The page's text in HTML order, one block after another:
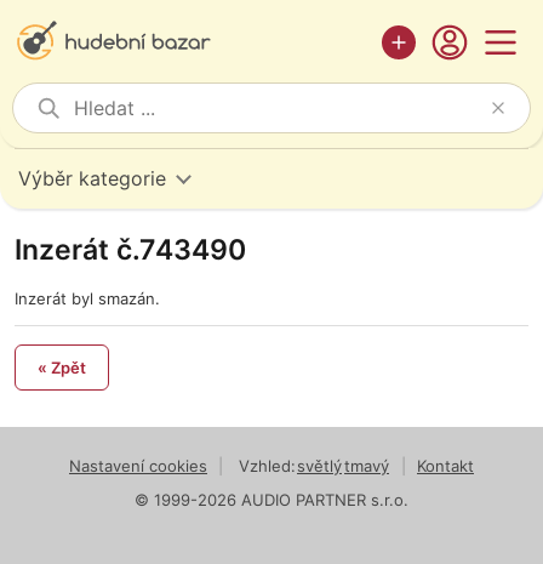
Výběr kategorie
Inzerát č.743490
Inzerát byl smazán.
« Zpět
Nastavení cookies Vzhled:světlýtmavý
Kontakt
© 1999-2026 AUDIO PARTNER s.r.o.